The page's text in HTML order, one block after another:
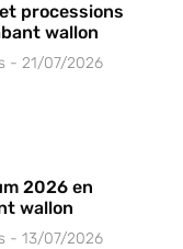
processions
wallon
21/07/2026
2026 en
wallon
13/07/2026